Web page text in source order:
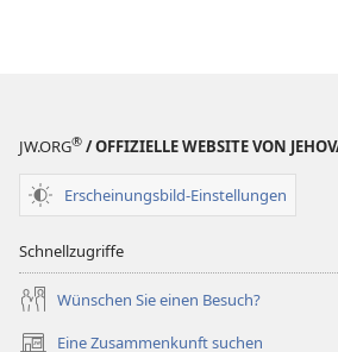
JW.ORG® / OFFIZIELLE WEBSITE VON
Erscheinungsbild-Einstellungen
Schnellzugriffe
Wünschen Sie einen Besuch?
Eine Zusammenkunft suchen